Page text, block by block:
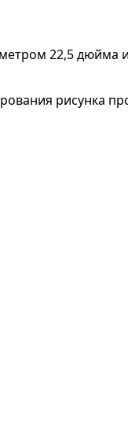
22,5 дюйма
рисунка